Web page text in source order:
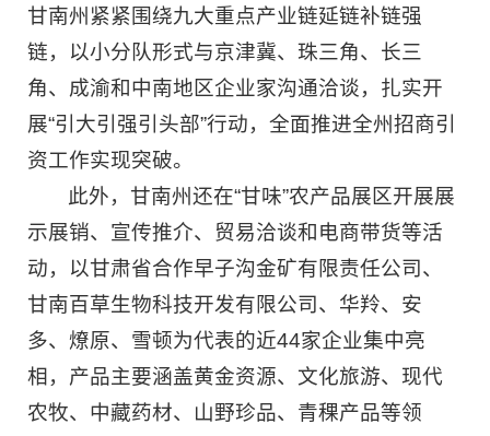
甘南州紧紧围绕九大重点产业链延链补链强
链，以小分队形式与京津冀、珠三角、长三
角、成渝和中南地区企业家沟通洽谈，扎实开
展“引大引强引头部”行动，全面推进全州招商引
资工作实现突破。
此外，甘南州还在“甘味”农产品展区开展展
示展销、宣传推介、贸易洽谈和电商带货等活
动，以甘肃省合作早子沟金矿有限责任公司、
甘南百草生物科技开发有限公司、华羚、安
多、燎原、雪顿为代表的近44家企业集中亮
相，产品主要涵盖黄金资源、文化旅游、现代
农牧、中藏药材、山野珍品、青稞产品等领